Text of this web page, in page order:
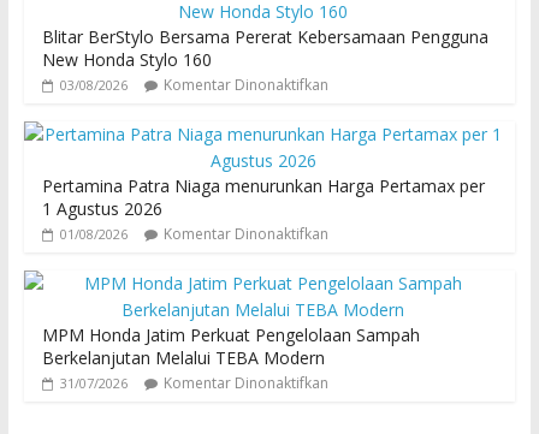
Blitar BerStylo Bersama Pererat Kebersamaan Pengguna
New Honda Stylo 160
03/08/2026 Komentar Dinonaktifkan
Pertamina Patra Niaga menurunkan Harga Pertamax per
1 Agustus 2026
01/08/2026 Komentar Dinonaktifkan
MPM Honda Jatim Perkuat Pengelolaan Sampah
Berkelanjutan Melalui TEBA Modern
31/07/2026 Komentar Dinonaktifkan